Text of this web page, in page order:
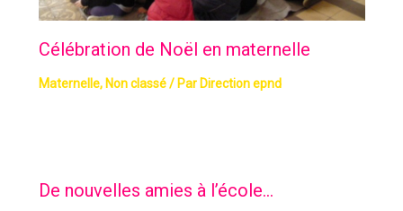
Célébration de Noël en maternelle
Maternelle, Non classé/ Par Direction epnd
De nouvelles amies à l’école…